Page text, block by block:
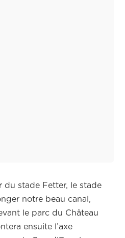
du stade Fetter, le stade
notre beau canal,
le parc du Château
ensuite l’axe